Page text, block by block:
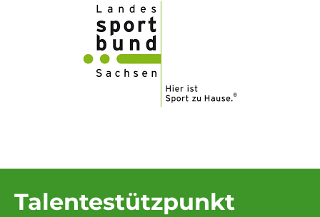
Talentestützpunkt